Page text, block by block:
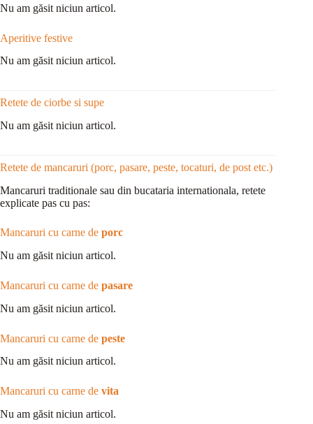
Nu am găsit niciun articol.
Aperitive festive
Nu am găsit niciun articol.
Retete de ciorbe si supe
Nu am găsit niciun articol.
Retete de mancaruri (porc, pasare, peste, tocaturi, de post etc.)
Mancaruri traditionale sau din bucataria internationala, retete
explicate pas cu pas:
Mancaruri cu carne de porc
Nu am găsit niciun articol.
Mancaruri cu carne de pasare
Nu am găsit niciun articol.
Mancaruri cu carne de peste
Nu am găsit niciun articol.
Mancaruri cu carne de vita
Nu am găsit niciun articol.